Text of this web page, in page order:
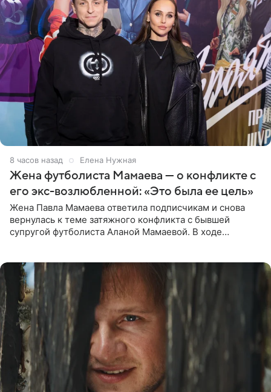
8 часов назад Елена Нужная
Жена футболиста Мамаева — о конфликте с
его экс-возлюбленной: «Это была ее цель»
Жена Павла Мамаева ответила подписчикам и снова
вернулась к теме затяжного конфликта с бывшей
супругой футболиста Аланой Мамаевой. В ходе